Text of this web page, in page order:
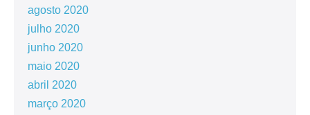
agosto 2020
julho 2020
junho 2020
maio 2020
abril 2020
março 2020